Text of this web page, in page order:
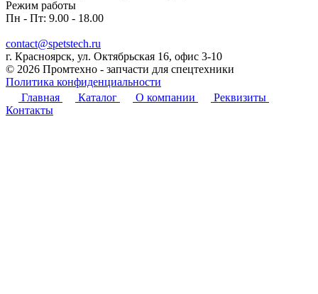
Режим работы
Пн - Пт: 9.00 - 18.00
contact@spetstech.ru
г. Красноярск, ул. Октябрьская 16, офис 3-10
© 2026 Промтехно - запчасти для спецтехники
Политика конфиденциальности
Главная
Каталог О компании
Реквизиты
Контакты